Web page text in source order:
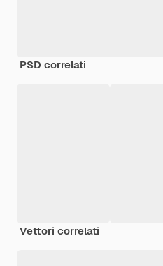
PSD correlati
Vettori correlati